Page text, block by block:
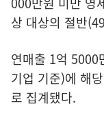
상 대상의 절반
연매출 1억 5000
기업 기준)에 해
로 집계됐다.